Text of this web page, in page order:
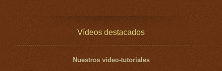
Vídeos destacados
Nuestros video-tutoriales